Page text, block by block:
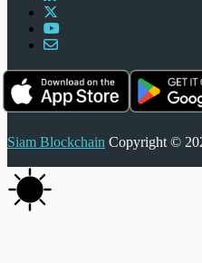
Siam Blockchain Copyright ©